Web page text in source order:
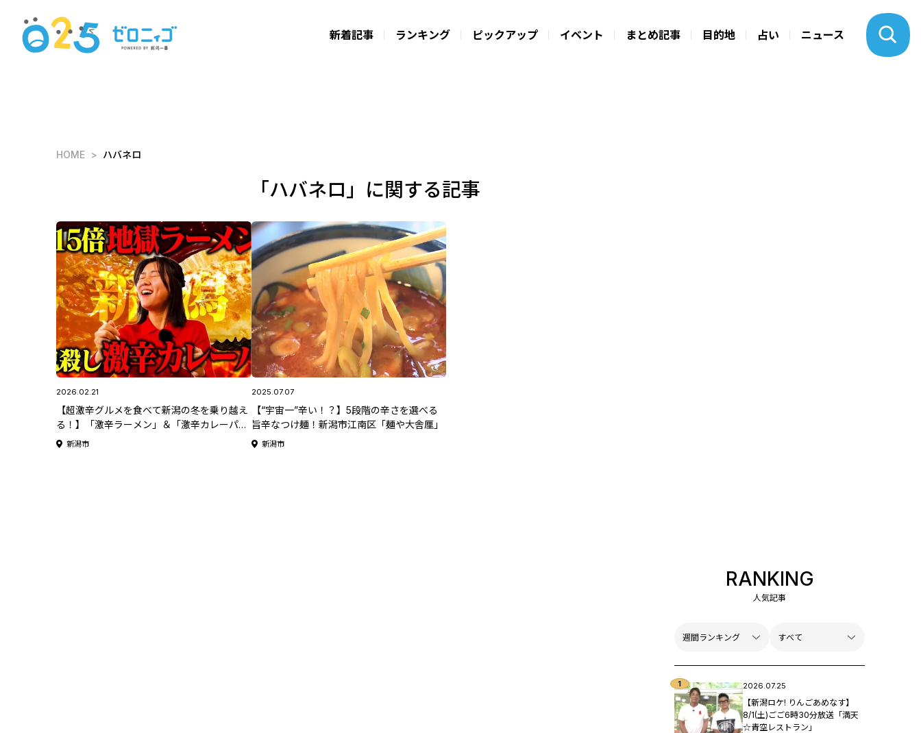
新着記事 ランキング ピックアップ イベント まとめ記事 目的地 占い ニュース
HOME ハバネロ
「ハバネロ」に関する記事
2026.02.21
【超激辛グルメを食べて新潟の冬を乗り越え
る！】「激辛ラーメン」＆「激辛カレーパ
ン」に石原アナウンサーが挑戦！！新潟市秋
新潟市
2025.07.07
【“宇宙一”辛い！？】5段階の辛さを選べる
旨辛なつけ麺！新潟市江南区「麺や大舎厘」
新潟市
RANKING
人気記事
2026.07.25
【新潟ロケ! りんごあめなす】
8/1(土)ごご6時30分放送「満天
☆青空レストラン」